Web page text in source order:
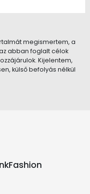
megismertem, a
abban foglalt célok
Kijelentem,
külső befolyás nélkül